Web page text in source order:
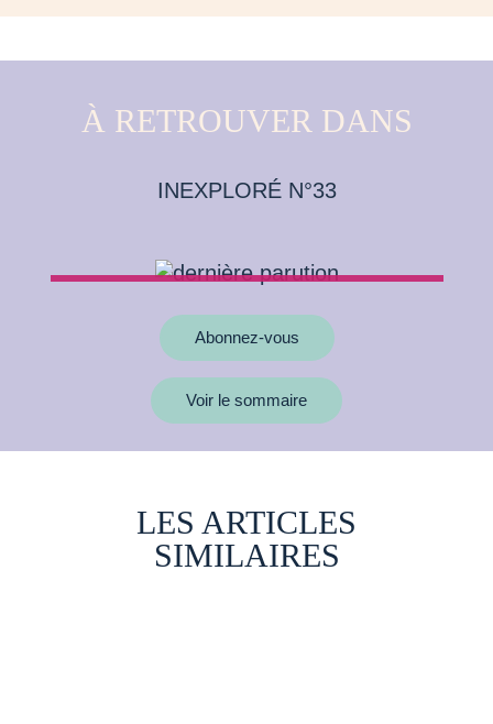
À RETROUVER DANS
INEXPLORÉ N°33
Abonnez-vous
Voir le sommaire
LES ARTICLES
SIMILAIRES